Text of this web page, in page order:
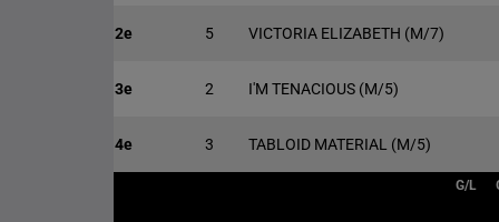
2e 5 VICTORIA ELIZABETH (M/7)
3e 2 I'M TENACIOUS (M/5)
4e 3 TABLOID MATERIAL (M/5)
G/L